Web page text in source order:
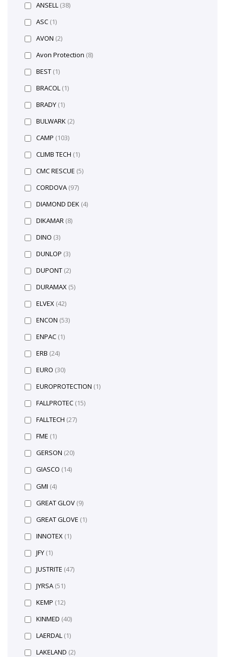
ANSELL (38)
ASC (1)
AVON (2)
Avon Protection (8)
BEST (1)
BRACOL (1)
BRADY (1)
BULWARK (2)
CAMP (103)
CLIMB TECH (1)
CMC RESCUE (5)
CORDOVA (97)
DIAMOND DEK (4)
DIKAMAR (8)
DINO (3)
DUNLOP (3)
DUPONT (2)
DURAMAX (5)
ELVEX (42)
ENCON (53)
ENPAC (1)
ERB (24)
EURO (30)
EUROPROTECTION (1)
FALLPROTEC (15)
FALLTECH (27)
FME (1)
GERSON (20)
GIASCO (14)
GMI (4)
GREAT GLOV (9)
GREAT GLOVE (1)
INNOTEX (1)
JFY (1)
JUSTRITE (47)
JYRSA (51)
KEMP (12)
KINMED (40)
LAERDAL (1)
LAKELAND (2)